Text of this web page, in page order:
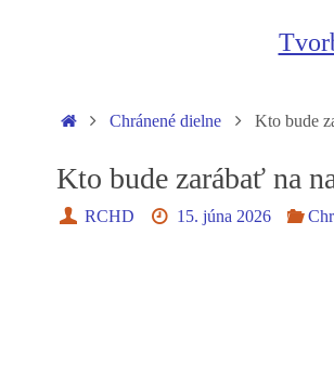
HomeChránené dielne Kto bude
Kto bude zarábať na
RCHD 15. júna 2026